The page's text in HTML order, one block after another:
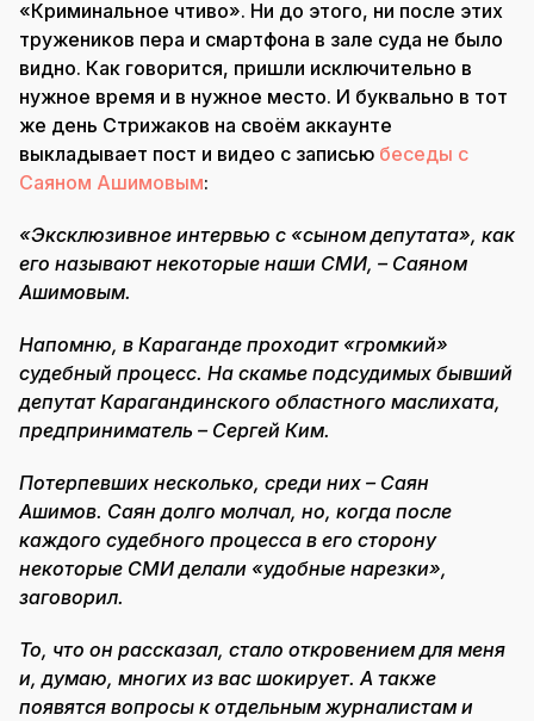
«Криминальное чтиво». Ни до этого, ни после этих
тружеников пера и смартфона в зале суда не было
видно. Как говорится, пришли исключительно в
нужное время и в нужное место. И буквально в тот
же день Стрижаков на своём аккаунте
выкладывает пост и видео с записью беседы с
Саяном Ашимовым:
«Эксклюзивное интервью с «сыном депутата», как
его называют некоторые наши СМИ, – Саяном
Ашимовым.
Напомню, в Караганде проходит «громкий»
судебный процесс. На скамье подсудимых бывший
депутат Карагандинского областного маслихата,
предприниматель – Сергей Ким.
Потерпевших несколько, среди них – Саян
Ашимов. Саян долго молчал, но, когда после
каждого судебного процесса в его сторону
некоторые СМИ делали «удобные нарезки»,
заговорил.
То, что он рассказал, стало откровением для меня
и, думаю, многих из вас шокирует. А также
появятся вопросы к отдельным журналистам и